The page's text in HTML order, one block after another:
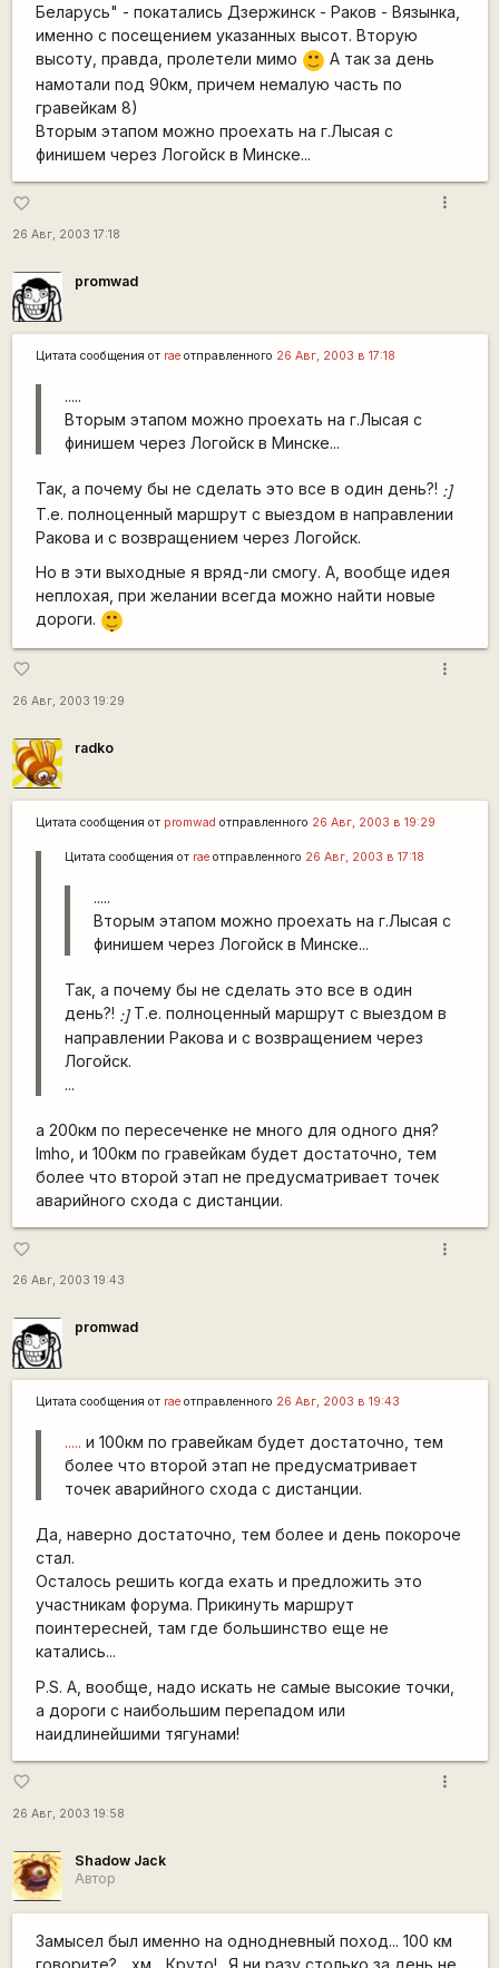
Беларусь" - покатались Дзержинск - Раков - Вязынка,
именно с посещением указанных высот. Вторую
высоту, правда, пролетели мимо
:)
А так за день
намотали под 90км, причем немалую часть по
гравейкам 8)
Вторым этапом можно проехать на г.Лысая с
финишем через Логойск в Минске...
favorite_border
26 Авг, 2003 17:18
more_vert
promwad
Цитата сообщения от raeотправленного 26 Авг, 2003 в 17:18
.....
Вторым этапом можно проехать на г.Лысая с
финишем через Логойск в Минске...
Так, а почему бы не сделать это все в один день?! :]
Т.е. полноценный маршрут с выездом в направлении
Ракова и с возвращением через Логойск.
Но в эти выходные я вряд-ли смогу. А, вообще идея
неплохая, при желании всегда можно найти новые
дороги.
|-)
_)
favorite_border
26 Авг, 2003 19:29
more_vert
radko
Цитата сообщения от promwad отправленного 26 Авг, 2003 в 19:29
Цитата сообщения от raeотправленного 26 Авг, 2003 в 17:18
.....
Вторым этапом можно проехать на г.Лысая с
финишем через Логойск в Минске...
Так, а почему бы не сделать это все в один
день?! :]Т.е. полноценный маршрут с выездом в
направлении Ракова и с возвращением через
Логойск.
...
а 200км по пересеченке не много для одного дня?
Imho, и 100км по гравейкам будет достаточно, тем
более что второй этап не предусматривает точек
аварийного схода с дистанции.
favorite_border
26 Авг, 2003 19:43
more_vert
promwad
Цитата сообщения от raeотправленного 26 Авг, 2003 в 19:43
..... и 100км по гравейкам будет достаточно, тем
более что второй этап не предусматривает
точек аварийного схода с дистанции.
Да, наверно достаточно, тем более и день покороче
стал.
Осталось решить когда ехать и предложить это
участникам форума. Прикинуть маршрут
поинтересней, там где большинство еще не
катались...
P.S. А, вообще, надо искать не самые высокие точки,
а дороги с наибольшим перепадом или
наидлинейшими тягунами!
favorite_border
26 Авг, 2003 19:58
more_vert
Shadow Jack
Автор
Замысел был именно на однодневный поход... 100 км
говорите?... хм... Круто!.. Я ни разу столько за день не